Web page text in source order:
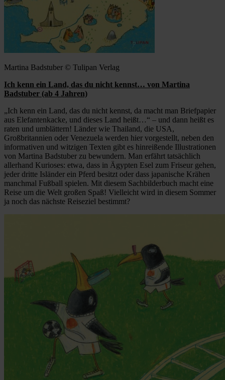
Martina Badstuber © Tulipan Verlag
Ich kenn ein Land, das du nicht kennst… von Martina
Badstuber (ab 4 Jahren)
„Ich kenn ein Land, das du nicht kennst, da macht man Briefpapier
aus Elefantenkacke, und dieses Land heißt…“ – und dann heißt es
raten und umblättern! Länder wie Thailand, die USA,
Großbritannien oder Venezuela werden hier vorgestellt, neben den
informativen und witzigen Texten gibt es hinreißende Illustrationen
von Martina Badstuber zu bewundern. Man erfährt tatsächlich
allerhand Kurioses: etwa, dass in Ägypten Esel zum Friseur gehen,
jeder dritte Isländer ein Pferd besitzt oder dass japanische Krähen
manchmal Fußball spielen. Mit diesem Sachbilderbuch macht eine
Reise um die Welt großen Spaß! Vielleicht wird in diesem Sommer
ja noch das nächste Reiseziel bestimmt?